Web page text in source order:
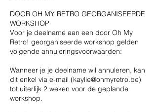
DOOR OH MY RETRO GEORGANISEERDE
WORKSHOP
Voor je deelname aan een door Oh My
Retro! georganiseerde workshop gelden
volgende annuleringsvoorwaarden:
Wanneer je je deelname wil annuleren, kan
dit enkel via e-mail (kaylie@ohmyretro.be)
tot uiterlijk 2 weken voor de geplande
workshop.